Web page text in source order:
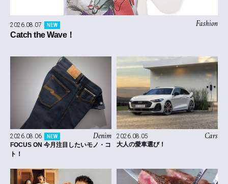
Fashion
2026.08.07 NEW
Catch the Wave！
Denim
2026.08.06 NEW
FOCUS ON 今月注目したいモノ・コ
ト！
Cars
2026.08.05
大人の愛車選び！